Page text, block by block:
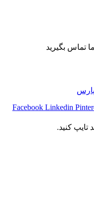
تماس بگیرید
Facebook Linkedin
تایپ کنید.